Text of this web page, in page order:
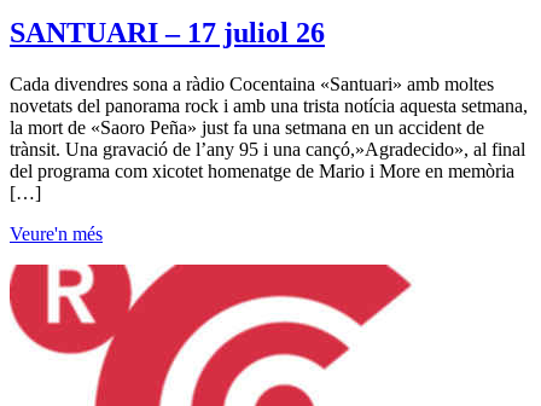
SANTUARI – 17 juliol 26
Cada divendres sona a ràdio Cocentaina «Santuari» amb moltes
novetats del panorama rock i amb una trista notícia aquesta setmana,
la mort de «Saoro Peña» just fa una setmana en un accident de
trànsit. Una gravació de l’any 95 i una cançó,»Agradecido», al final
del programa com xicotet homenatge de Mario i More en memòria
[…]
Veure'n més